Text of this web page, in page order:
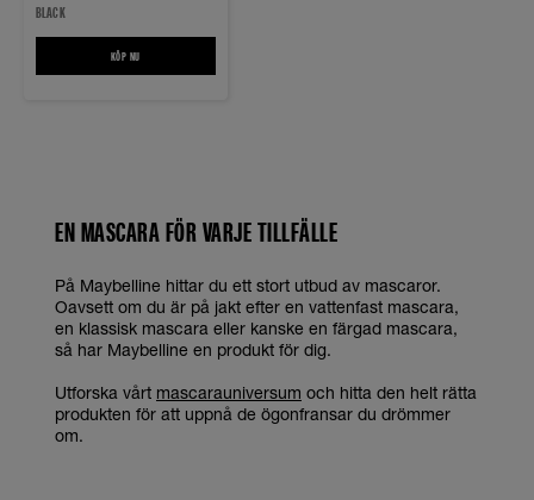
BLACK
KÖP NU
EN MASCARA FÖR VARJE TILLFÄLLE
På Maybelline hittar du ett stort utbud av mascaror.
Oavsett om du är på jakt efter en vattenfast mascara,
en klassisk mascara eller kanske en färgad mascara,
så har Maybelline en produkt för dig.
Utforska vårt mascarauniversum och hitta den helt rätta
produkten för att uppnå de ögonfransar du drömmer
om.